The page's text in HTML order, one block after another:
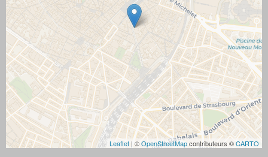
Leaflet | ©OpenStreetMapcontributeurs ©CARTO